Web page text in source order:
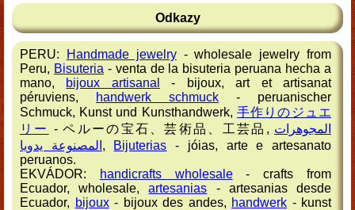
Odkazy
PERU: Handmade jewelry- wholesale jewelry from
Peru, Bisuteria - venta de la bisuteria peruana hecha a
mano, bijoux artisanal
- bijoux, art et artisanat
péruviens,
handwerk schmuck - peruanischer
Schmuck, Kunst und Kunsthandwerk, 手作りのジュエ
リー - ペルーの宝石、芸術品、工芸品, المجوهرات
المصنوعة يدويا , Bijuterias - jóias, arte e artesanato
peruanos.
EKVÁDOR:
handicrafts wholesale- crafts from
Ecuador, wholesale,artesanias - artesanias desde
Ecuador, bijoux- bijoux des andes, handwerk - kunst